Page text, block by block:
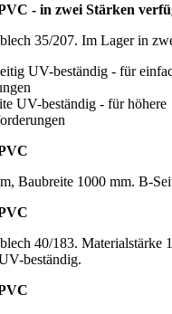
- in zwei Stärken
35/207. Im Lager in
UV-beständig - für
UV-beständig - für höhere
Baubreite 1000 mm. B-
40/183. Materialstärke
beständig.